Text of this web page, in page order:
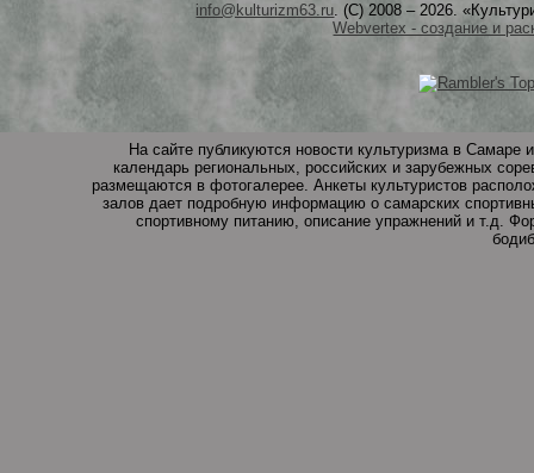
info@kulturizm63.ru. (C) 2008 – 2026.
Webvertex - создание и
На сайте публикуются новости культуризма в
календарь региональных, российских и зарубежных
размещаются в фотогалерее. Анкеты культуристов
залов дает подробную информацию о самарских
спортивному питанию, описание упражнений и т.д.